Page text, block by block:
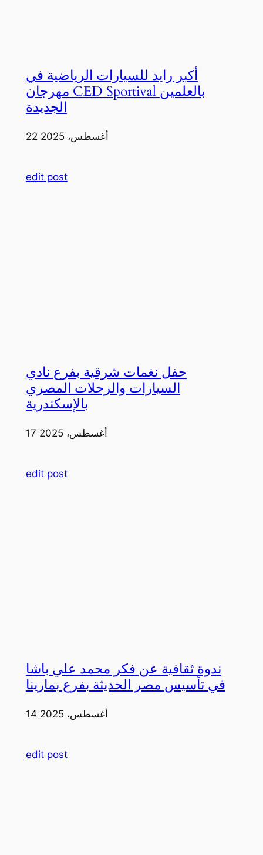
أكبر رايد للسيارات الرياضية في
مهرجان CED Sportival بالعلمين
الجديدة
22 أغسطس، 2025
edit post
حفل نغمات شرقية بفرع نادي
السيارات والرحلات المصري
بالإسكندرية
17 أغسطس، 2025
edit post
ندوة ثقافية عن فكر محمد علي باشا
في تأسيس مصر الحديثة بفرع بمارينا
14 أغسطس، 2025
edit post